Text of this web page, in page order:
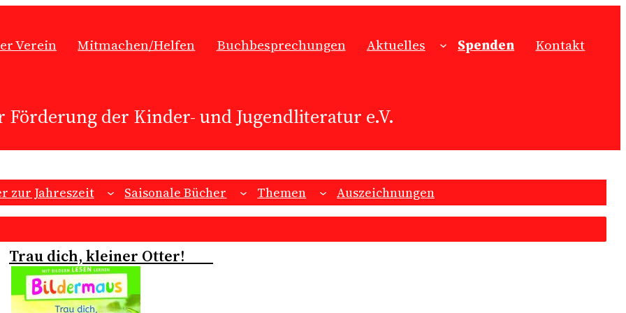
Verein Mitmachen/Helfen Buchbesprechungen Aktuelles Spenden Kontakt
Förderung der Kinder- und Jugendliteratur e.V.
zur Jahreszeit Saisonale Bücher Themen Auszeichnungen
Trau dich, kleiner Otter!